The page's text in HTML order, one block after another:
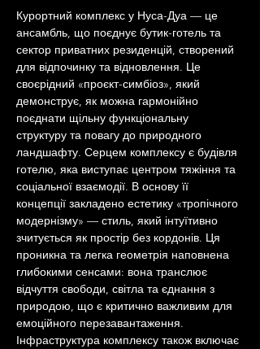
Курортний комплекс у Нуса-Дуа — це
ансамбль, що поєднує бутик-готель та
сектор приватних резиденцій, створений
для відпочинку та відновлення. Це
своєрідний «проєкт-симбіоз», який
демонструє, як можна гармонійно
поєднати щільну функціональну
структуру та повагу до природного
ландшафту. Серцем комплексу є будівля
готелю, яка виступає центром тяжіння та
соціальної взаємодії. В основу її
концепції закладено естетику «тропічного
модернізму» — стиль, який інтуїтивно
зчитується як простір без кордонів. Ця
проникна та легка геометрія наповнена
глибокими сенсами: вона транслює
відчуття свободи, світла та єднання з
природою, що є критично важливим для
емоційного перезавантаження.
Інфраструктура комплексу також включає